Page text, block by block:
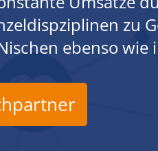
zu
ebenso